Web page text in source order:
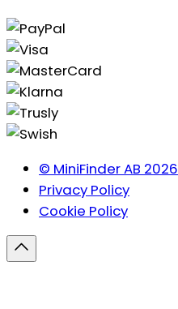
© MiniFinder AB 2026
Privacy Policy
Cookie Policy